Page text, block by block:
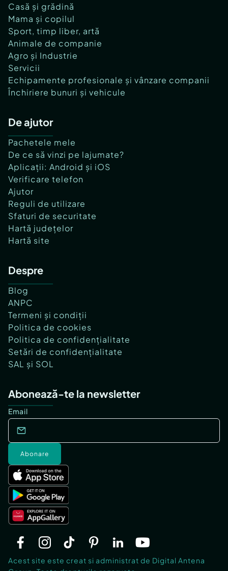
Casă și grădină
Mama și copilul
Sport, timp liber, artă
Animale de companie
Agro și Industrie
Servicii
Echipamente profesionale și vânzare companii
Închiriere bunuri și vehicule
De ajutor
Pachetele mele
De ce să vinzi pe lajumate?
Aplicații: Android și iOS
Verificare telefon
Ajutor
Reguli de utilizare
Sfaturi de securitate
Hartă județelor
Hartă site
Despre
Blog
ANPC
Termeni și condiții
Politica de cookies
Politica de confidențialitate
Setări de confidențialitate
SAL și SOL
Abonează-te la newsletter
Email
Abonare
Acest site este creat si administrat de Digital Antena